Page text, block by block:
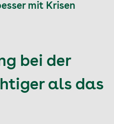
mit Krisen
bei der
als das